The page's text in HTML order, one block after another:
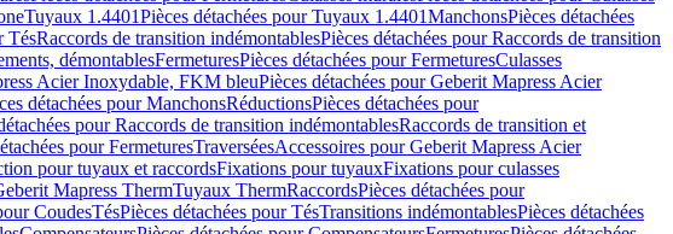
Tuyaux 1.4401Pièces détachées pour Tuyaux 1.4401ManchonsPièces détachées
TésRaccords de transition indémontablesPièces détachées pour Raccords de transition
démontablesFermeturesPièces détachées pour FermeturesCulasses
Acier Inoxydable, FKM bleuPièces détachées pour Geberit Mapress Acier
détachées pour ManchonsRéductionsPièces détachées pour
pour Raccords de transition indémontablesRaccords de transition et
pour FermeturesTraverséesAccessoires pour Geberit Mapress Acier
pour tuyaux et raccordsFixations pour tuyauxFixations pour culasses
Mapress ThermTuyaux ThermRaccordsPièces détachées pour
CoudesTésPièces détachées pour TésTransitions indémontablesPièces détachées